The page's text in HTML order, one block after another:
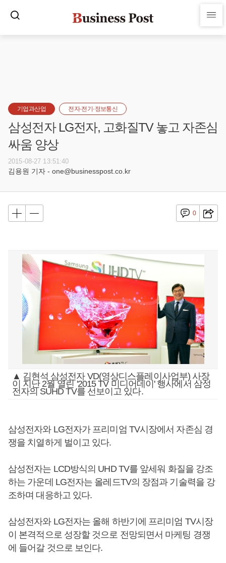
기업과산업 전자·전기·정보통신
삼성전자 LG전자, 고화질TV 놓고 자존심
싸움 양상
2015-08-27 13:51:40
김용원 기자 - one@businesspost.co.kr
0
▲ 김현석 삼성전자 VD(영상디스플레이사업부) 사장
이 지난 2월 열린 '2015 TV 미디어데이' 행사에서 삼성
전자의 SUHD TV를 선보이고 있다.
삼성전자와 LG전자가 프리미엄 TV시장에서 자존심 경
쟁을 치열하게 벌이고 있다.
삼성전자는 LCD방식의 UHD TV를 앞세워 화질을 강조
하는 가운데 LG전자는 올레드TV의 장점과 기술력을 강
조하며 대응하고 있다.
삼성전자와 LG전자는 올해 하반기에 프리미엄 TV시장
이 본격적으로 성장할 것으로 전망되면서 마케팅 경쟁
에 들어갈 것으로 보인다.